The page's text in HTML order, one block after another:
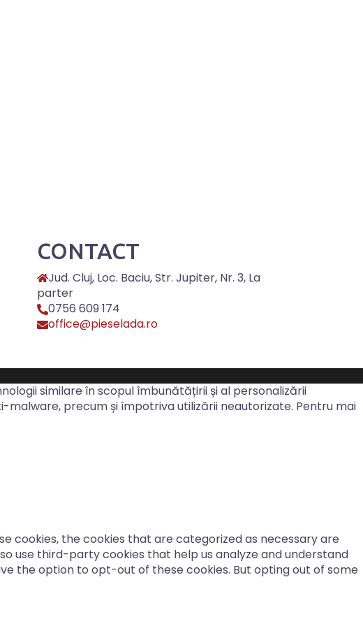
CONTACT
Jud. Cluj, Loc. Baciu, Str. Jupiter, Nr. 3, La
parter
0756 609 174
office@pieselada.ro
similare în scopul îmbunătățirii și al personalizării
precum și împotriva utilizării neautorizate. Pentru mai
cookies, the cookies that are categorized as necessary are
use third-party cookies that help us analyze and understand
the option to opt-out of these cookies. But opting out of some